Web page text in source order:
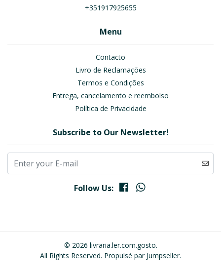
+351917925655
Menu
Contacto
Livro de Reclamações
Termos e Condições
Entrega, cancelamento e reembolso
Política de Privacidade
Subscribe to Our Newsletter!
Follow Us:
© 2026 livraria.ler.com.gosto.
All Rights Reserved. Propulsé par Jumpseller.